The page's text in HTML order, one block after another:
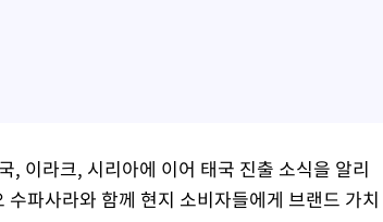
, 이라크, 시리아에 이어 태국 진출 소식을 알리
파사라와 함께 현지 소비자들에게 브랜드 가치